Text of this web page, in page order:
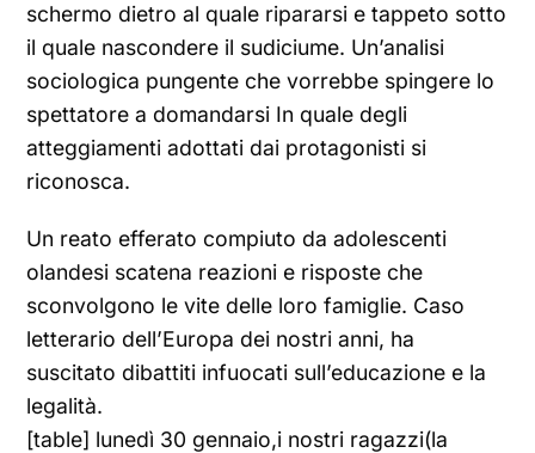
schermo dietro al quale ripararsi e tappeto sotto
il quale nascondere il sudiciume. Un’analisi
sociologica pungente che vorrebbe spingere lo
spettatore a domandarsi In quale degli
atteggiamenti adottati dai protagonisti si
riconosca.
Un reato efferato compiuto da adolescenti
olandesi scatena reazioni e risposte che
sconvolgono le vite delle loro famiglie. Caso
letterario dell’Europa dei nostri anni, ha
suscitato dibattiti infuocati sull’educazione e la
legalità.
[table] lunedì 30 gennaio,i nostri ragazzi(la